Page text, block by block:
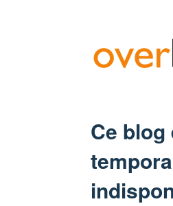
Ce blog